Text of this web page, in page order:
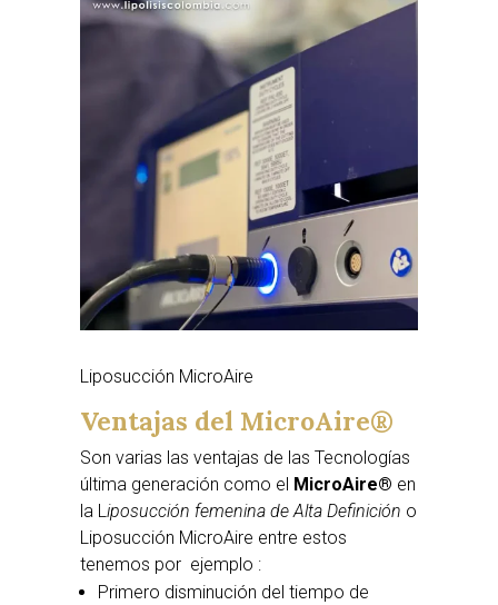
Liposucción MicroAire
Ventajas del MicroAire®
Son varias las ventajas de las Tecnologías
última generación como el MicroAire® en
la Liposucción femenina de Alta Definición o
Liposucción MicroAire entre estos
tenemos por ejemplo :
Primero disminución del tiempo de